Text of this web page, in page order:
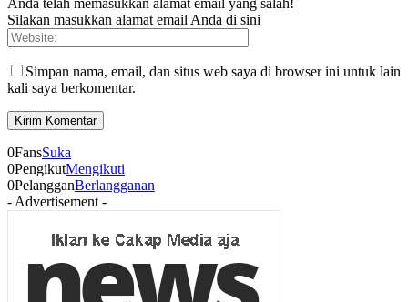
Silakan masukkan alamat email Anda di sini
Simpan nama, email, dan situs web saya di browser ini untuk lain
kali saya berkomentar.
0FansSuka
0PengikutMengikuti
0PelangganBerlangganan
- Advertisement -